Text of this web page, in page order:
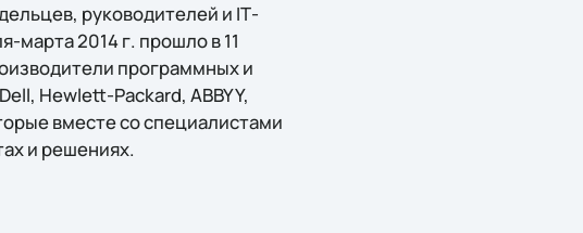
руководителей и IТ-
марта 2014 г. прошло в 11
программных и
Hewlett-Packard, ABBYY,
вместе со специалистами
и решениях.